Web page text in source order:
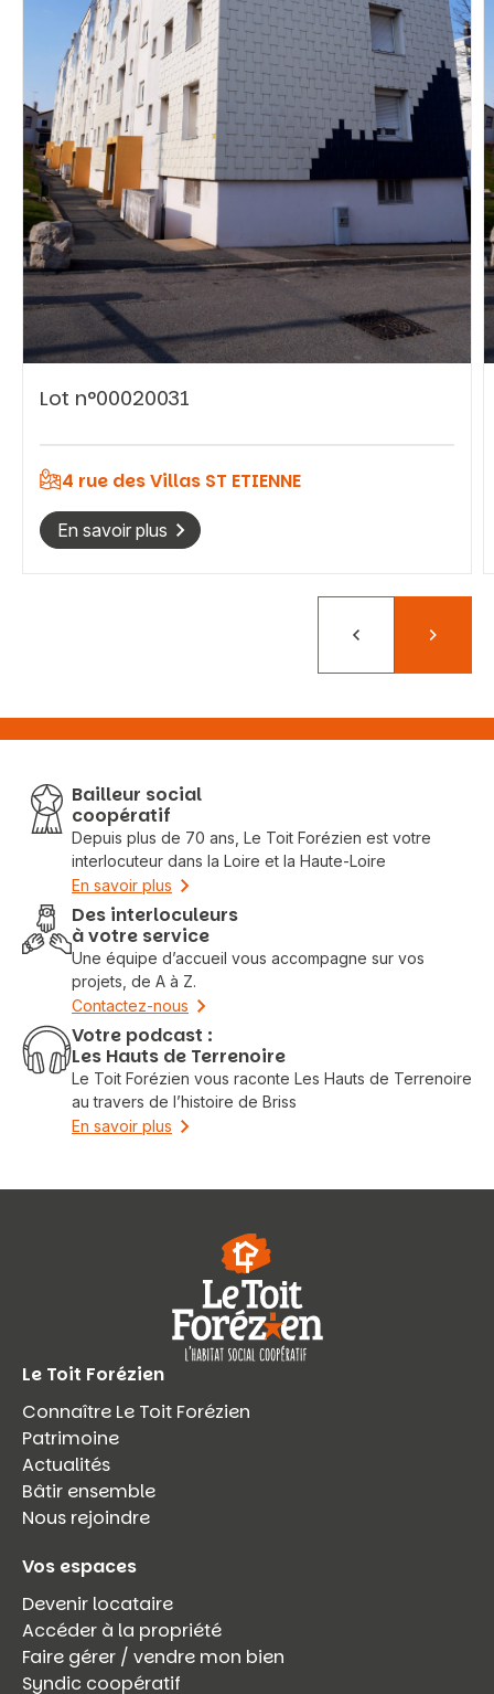
Vous recherchez&nbsp;:
Rechercher
Lot n°00020031
4 rue des Villas ST ETIENNE
En savoir plus
PrécédentSuivant
Bailleur social
coopératif
Depuis plus de 70 ans, Le Toit Forézien est votre
interlocuteur dans la Loire et la Haute-Loire
En savoir plus
Des interloculeurs
à votre service
Une équipe d’accueil vous accompagne sur vos
projets, de A à Z.
Contactez-nous
Votre podcast :
Les Hauts de Terrenoire
Le Toit Forézien vous raconte Les Hauts de Terrenoire
au travers de l’histoire de Briss
En savoir plus
Le Toit Forézien
Connaître Le Toit Forézien
Patrimoine
Actualités
Bâtir ensemble
Nous rejoindre
Vos espaces
Devenir locataire
Accéder à la propriété
Faire gérer / vendre mon bien
Syndic coopératif